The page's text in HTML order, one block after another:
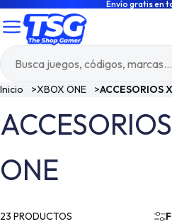
Envío gratis en
Inicio >XBOX ONE >ACCESORIOS
ONE
23 PRODUCTOS